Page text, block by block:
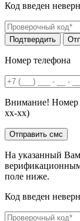
Код введен
Номер телефона
Внимание! Номер
хх-хх)
На указанный
поле ниже.
Код введен